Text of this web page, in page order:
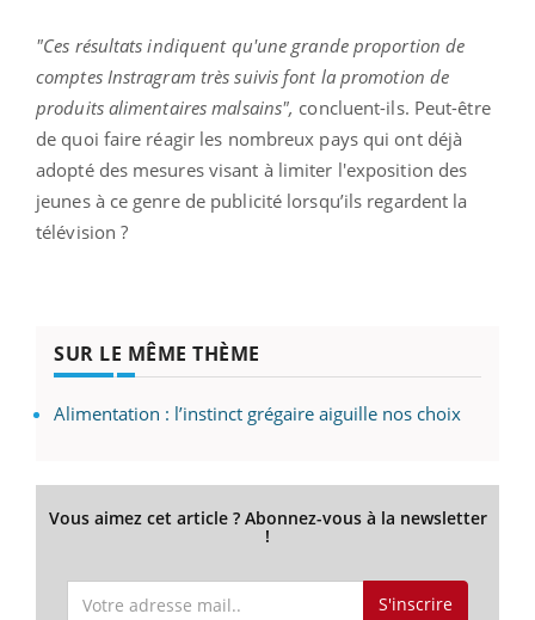
"Ces résultats indiquent qu'une grande proportion de
comptes Instragram très suivis font la promotion de
produits alimentaires malsains", concluent-ils. Peut-être
de quoi faire réagir les nombreux pays qui ont déjà
adopté des mesures visant à limiter l'exposition des
jeunes à ce genre de publicité lorsqu’ils regardent la
télévision ?
SUR LE MÊME THÈME
Alimentation : l’instinct grégaire aiguille nos choix
Vous aimez cet article ? Abonnez-vous à la newsletter
!
S'inscrire